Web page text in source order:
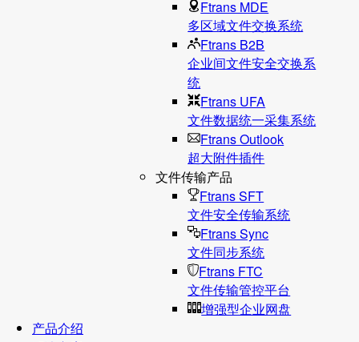
Ftrans MDE
多区域文件交换系统
Ftrans B2B
企业间文件安全交换系
统
Ftrans UFA
文件数据统⼀采集系统
Ftrans Outlook
超大附件插件
文件传输产品
Ftrans SFT
文件安全传输系统
Ftrans Sync
文件同步系统
Ftrans FTC
文件传输管控平台
增强型企业网盘
产品介绍